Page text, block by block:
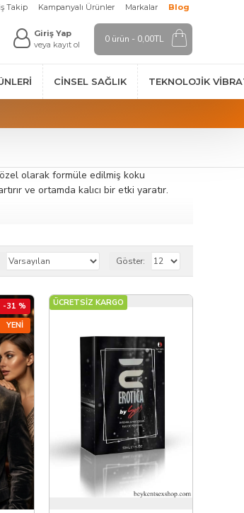
Takip Kampanyalı Ürünler Markalar Blog
Giriş Yap
veya kayıt ol
0 ürün - 0,00TL
CINSEL SAĞLIK TEKNOLOJIK
olarak formüle edilmiş koku
ve ortamda kalıcı bir etki yaratır.
uygun kokuyu kolayca bulabilir.
artırmaya yardımcı olur. Özellikle
ortamda fark yaratabilirsiniz.
Göster:
YENI
-31 % ÜCRETSİZ KARGO